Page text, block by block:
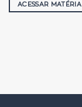
ACESSAR MATÉRIA